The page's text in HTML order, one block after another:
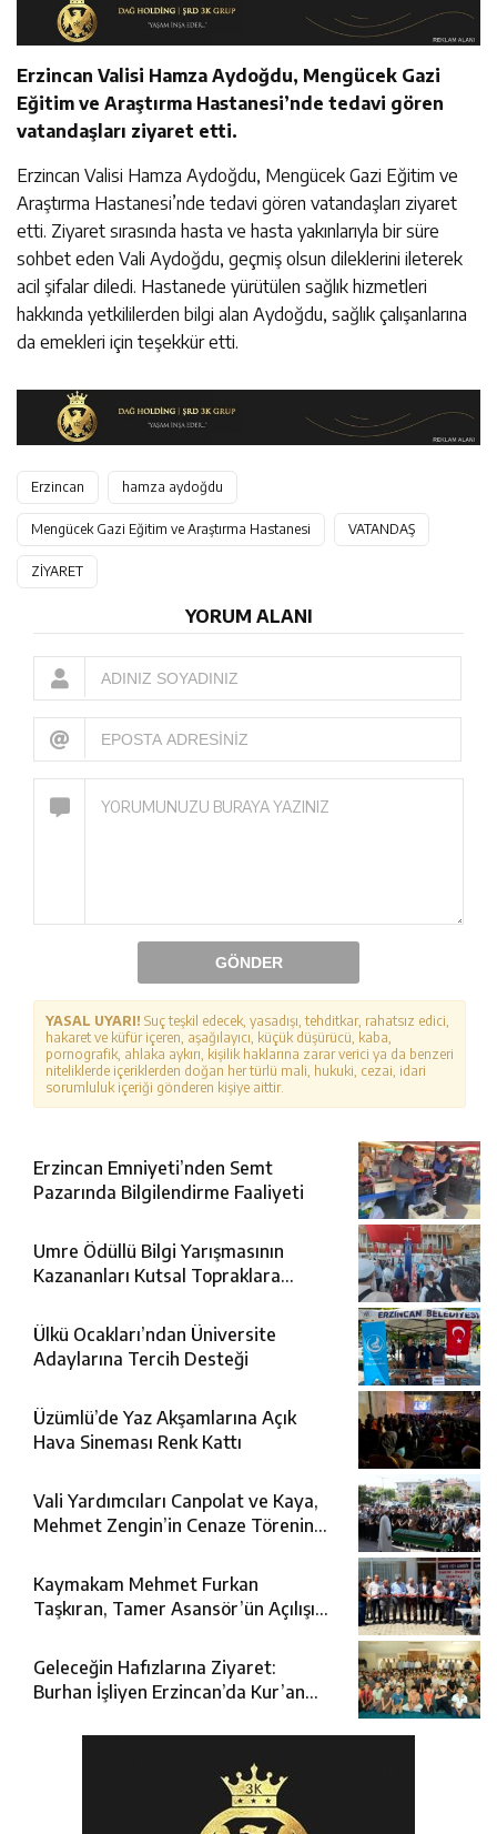
Erzincan Valisi Hamza Aydoğdu, Mengücek Gazi
Eğitim ve Araştırma Hastanesi’nde tedavi gören
vatandaşları ziyaret etti.
Erzincan Valisi Hamza Aydoğdu, Mengücek Gazi Eğitim ve
Araştırma Hastanesi’nde tedavi gören vatandaşları ziyaret
etti. Ziyaret sırasında hasta ve hasta yakınlarıyla bir süre
sohbet eden Vali Aydoğdu, geçmiş olsun dileklerini ileterek
acil şifalar diledi. Hastanede yürütülen sağlık hizmetleri
hakkında yetkililerden bilgi alan Aydoğdu, sağlık çalışanlarına
da emekleri için teşekkür etti.
Erzincan hamza aydoğdu
Mengücek Gazi Eğitim ve Araştırma Hastanesi VATANDAŞ
ZİYARET
YORUM ALANI
GÖNDER
YASAL UYARI! Suç teşkil edecek, yasadışı, tehditkar, rahatsız edici,
hakaret ve küfür içeren, aşağılayıcı, küçük düşürücü, kaba,
pornografik, ahlaka aykırı, kişilik haklarına zarar verici ya da benzeri
niteliklerde içeriklerden doğan her türlü mali, hukuki, cezai, idari
sorumluluk içeriği gönderen kişiye aittir.
Erzincan Emniyeti’nden Semt
Pazarında Bilgilendirme Faaliyeti
Umre Ödüllü Bilgi Yarışmasının
Kazananları Kutsal Topraklara
Ülkü Ocakları’ndan Üniversite
Adaylarına Tercih Desteği
Üzümlü’de Yaz Akşamlarına Açık
Hava Sineması Renk Kattı
Vali Yardımcıları Canpolat ve Kaya,
Mehmet Zengin’in Cenaze Törenine
Kaymakam Mehmet Furkan
Taşkıran, Tamer Asansör’ün Açılışına
Geleceğin Hafızlarına Ziyaret:
Burhan İşliyen Erzincan’da Kur’an